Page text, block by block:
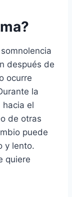
después de
ocurre
la
hacia el
de otras
puede
y lento.
quiere